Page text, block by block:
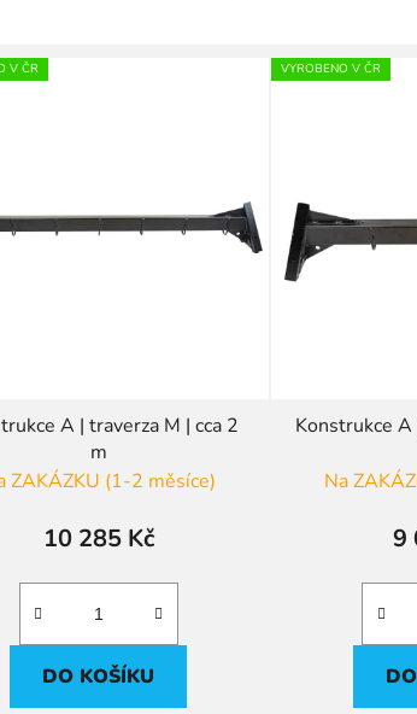
V ČR
A | traverza M | cca 2
m
ZAKÁZKU (1-2 měsíce)
10 285 Kč
DO KOŠÍKU
VYROBENO V ČR
Konstrukce A
Na
9